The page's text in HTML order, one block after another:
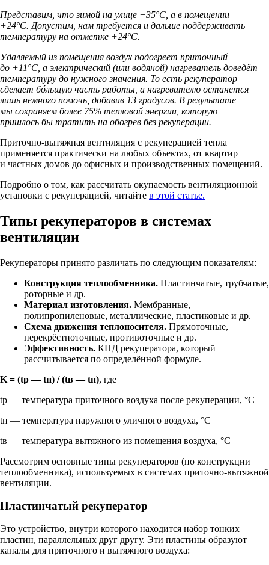
Представим, что зимой на улице −35°C, а в помещении
+24°C. Допустим, нам требуется и дальше поддерживать
температуру на отметке +24°C.
Удаляемый из помещения воздух подогреет приточный
до +11°C, а электрический (или водяной) нагреватель доведёт
температуру до нужного значения. То есть рекуператор
сделает бóльшую часть работы, а нагревателю останется
лишь немного помочь, добавив 13 градусов. В результате
мы сохраняем более 75% тепловой энергии, которую
пришлось бы тратить на обогрев без рекуперации.
Приточно-вытяжная вентиляция с рекуперацией тепла
применяется практически на любых объектах, от квартир
и частных домов до офисных и производственных помещений.
Подробно о том, как рассчитать окупаемость вентиляционной
установки с рекуперацией, читайте в этой статье.
Типы рекуператоров в системах
вентиляции
Рекуператоры принято различать по следующим показателям:
Конструкция теплообменника. Пластинчатые, трубчатые,
роторные и др.
Материал изготовления. Мембранные,
полипропиленовые, металлические, пластиковые и др.
Схема движения теплоносителя. Прямоточные,
перекрёстноточные, противоточные и др.
Эффективность. КПД рекуператора, который
рассчитывается по определённой формуле.
K = (tр — tн) / (tв — tн), где
tр — температура приточного воздуха после рекуперации, °С
tн — температура наружного уличного воздуха, °С
tв — температура вытяжного из помещения воздуха, °С
Рассмотрим основные типы рекуператоров (по конструкции
теплообменника), используемых в системах приточно-вытяжной
вентиляции.
Пластинчатый рекуператор
Это устройство, внутри которого находится набор тонких
пластин, параллельных друг другу. Эти пластины образуют
каналы для приточного и вытяжного воздуха: